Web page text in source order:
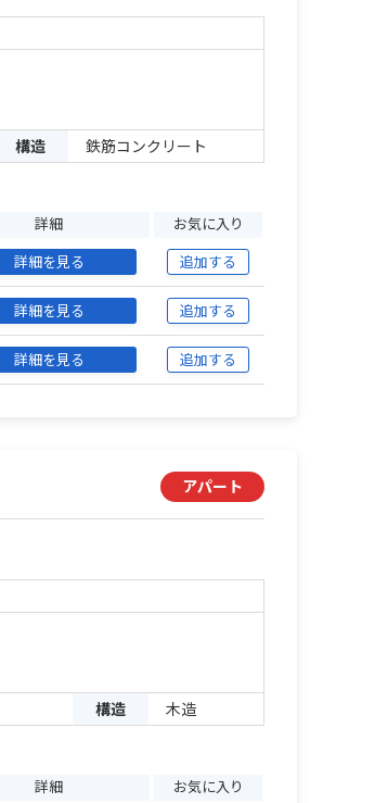
構造 鉄筋コンクリート
詳細 お気に入り
詳細を見る 追加する
詳細を見る 追加する
詳細を見る 追加する
アパート
構造 木造
詳細 お気に入り